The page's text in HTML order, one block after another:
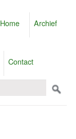
Home Archief
Contact